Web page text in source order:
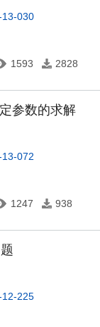
030
1593 2828
参数的求解
072
1247 938
225